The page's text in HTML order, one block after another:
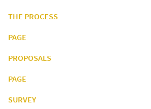
THE PROCESS
PAGE
PROPOSALS
PAGE
SURVEY